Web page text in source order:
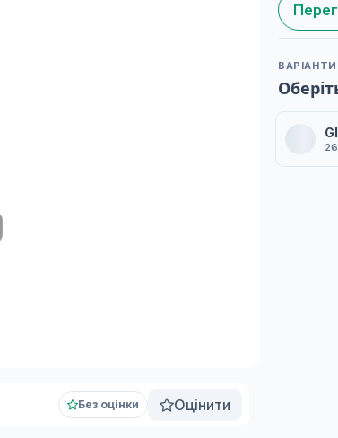
Без оцінки Оцінити